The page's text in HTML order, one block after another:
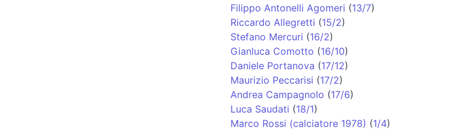
Filippo Antonelli Agomeri (13/7)
Riccardo Allegretti (15/2)
Stefano Mercuri (16/2)
Gianluca Comotto (16/10)
Daniele Portanova (17/12)
Maurizio Peccarisi (17/2)
Andrea Campagnolo (17/6)
Luca Saudati (18/1)
Marco Rossi (calciatore 1978) (1/4)